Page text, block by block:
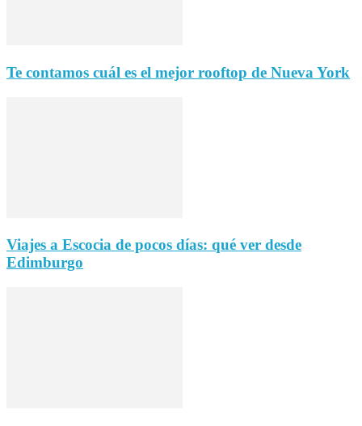
Te contamos cuál es el mejor rooftop de Nueva York
Viajes a Escocia de pocos días: qué ver desde
Edimburgo